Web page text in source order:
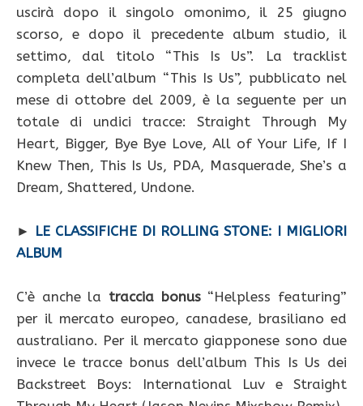
uscirà dopo il singolo omonimo, il 25 giugno
scorso, e dopo il precedente album studio, il
settimo, dal titolo “This Is Us”. La tracklist
completa dell’album “This Is Us”, pubblicato nel
mese di ottobre del 2009, è la seguente per un
totale di undici tracce: Straight Through My
Heart, Bigger, Bye Bye Love, All of Your Life, If I
Knew Then, This Is Us, PDA, Masquerade, She’s a
Dream, Shattered, Undone.
► LE CLASSIFICHE DI ROLLING STONE: I MIGLIORI
ALBUM
C’è anche la traccia bonus“Helpless featuring”
per il mercato europeo, canadese, brasiliano ed
australiano. Per il mercato giapponese sono due
invece le tracce bonus dell’album This Is Us dei
Backstreet Boys: International Luv e Straight